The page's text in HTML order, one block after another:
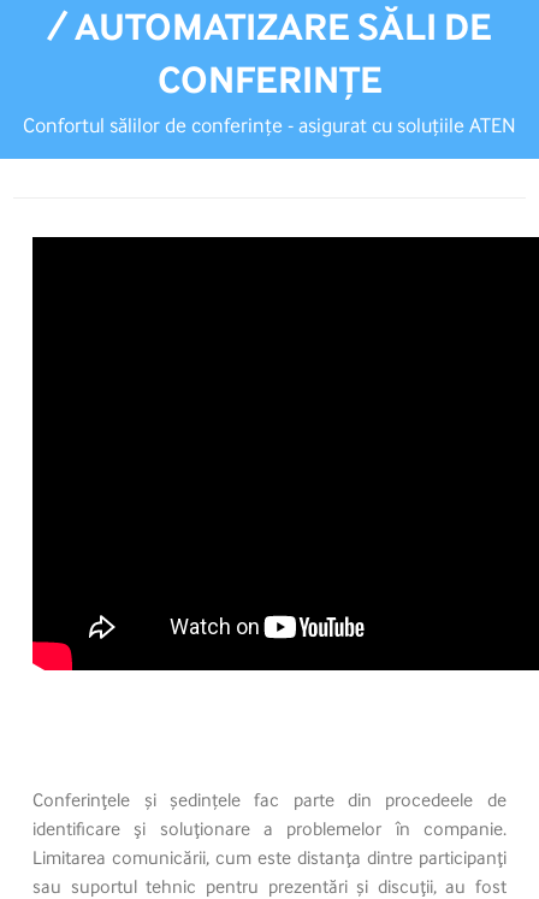
/ AUTOMATIZARE SĂLI DE
CONFERINȚE
Confortul sălilor de conferințe - asigurat cu soluțiile ATEN
Conferinţele și ședințele fac parte din procedeele de
identificare şi soluţionare a problemelor în companie.
Limitarea comunicării, cum este distanţa dintre participanţi
sau suportul tehnic pentru prezentări și discuţii, au fost